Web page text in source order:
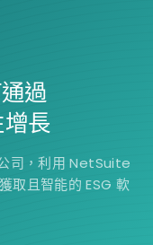
過
長
司，利用 NetSuite
取且智能的 ESG 軟